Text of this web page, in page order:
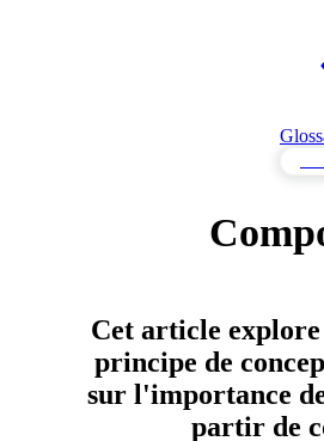
Cet article
principe de
sur l'importance
partir de